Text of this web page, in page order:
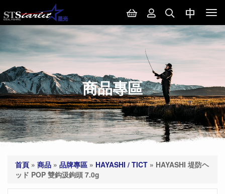
商品專區
首頁 » 商品 » 品牌專區 » HAYASHI / TICT » HAYASHI 堤防ヘ
ッド POP 雙鈎汲鉤頭 7.0g